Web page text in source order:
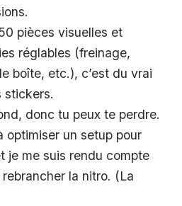
pièces visuelles et
réglables (freinage,
boîte, etc.), c’est du vrai
stickers.
donc tu peux te perdre.
optimiser un setup pour
je me suis rendu compte
la nitro. (La